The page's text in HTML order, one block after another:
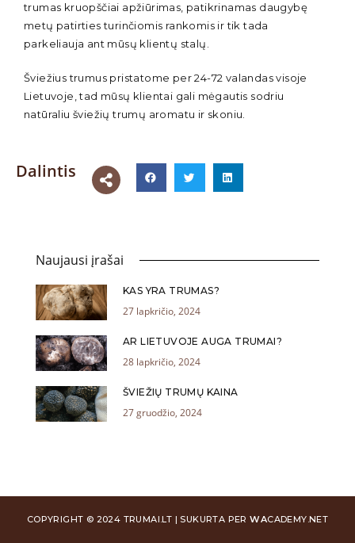
trumas kruopščiai apžiūrimas, patikrinamas daugybę
metų patirties turinčiomis rankomis ir tik tada
parkeliauja ant mūsų klientų stalų.
Šviežius trumus pristatome per 24-72 valandas visoje
Lietuvoje, tad mūsų klientai gali mėgautis sodriu
natūraliu šviežių trumų aromatu ir skoniu.
Dalintis
Naujausi įrašai
KAS YRA TRUMAS?
27 lapkričio, 2024
AR LIETUVOJE AUGA TRUMAI?
28 lapkričio, 2024
ŠVIEŽIŲ TRUMŲ KAINA
27 gruodžio, 2024
COPYRIGHT © 2024 TRUMAI.LT | SUKURTA PERWACADEMY.NET